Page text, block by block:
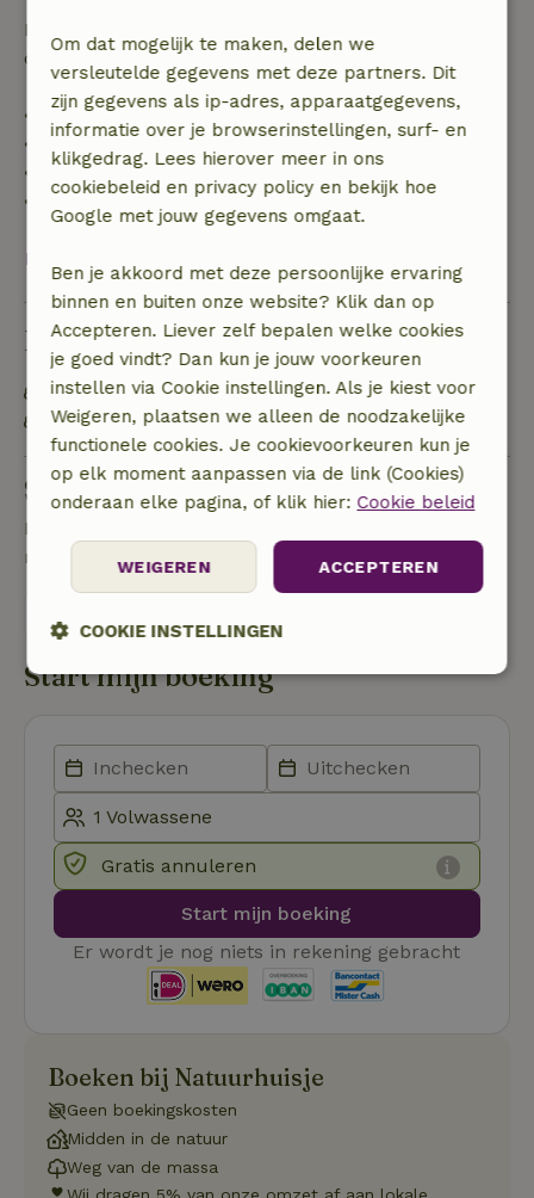
Daarna krijg je een deel van de reissom en 100% van
de borg terugbetaald:
• tot 42 dagen voor aankomst: 70% terugbetaald
• 42–28 dagen voor aankomst: 40% terugbetaald
• 28 dagen tot de aankomstdag: 10% terugbetaald
• op de aankomstdag of later: geen terugbetaling
Bekijk alles
Duurzaamheid
Natuurlijke isolatiematerialen
OV gelegenheid op maximaal 1 kilometer
Stel een vraag
Neem contact op met de verhuurder van het
natuurhuisje
Start mijn boeking
Gratis annuleren
Start mijn boeking
Er wordt je nog niets in rekening gebracht
Boeken bij Natuurhuisje
Geen boekingskosten
Midden in de natuur
Weg van de massa
Om dat mogelijk te maken, delen we
versleutelde gegevens met deze partners. Dit
zijn gegevens als ip-adres, apparaatgegevens,
informatie over je browserinstellingen, surf- en
klikgedrag. Lees hierover meer in ons
cookiebeleid en privacy policy en bekijk hoe
Google met jouw gegevens omgaat.
Ben je akkoord met deze persoonlijke ervaring
binnen en buiten onze website? Klik dan op
Accepteren. Liever zelf bepalen welke cookies
je goed vindt? Dan kun je jouw voorkeuren
instellen via Cookie instellingen. Als je kiest voor
Weigeren, plaatsen we alleen de noodzakelijke
functionele cookies. Je cookievoorkeuren kun je
op elk moment aanpassen via de link (Cookies)
onderaan elke pagina, of klik hier: Cookie beleid
ACCEPTEREN
WEIGEREN
COOKIE INSTELLINGEN
Strikt
Prestatie Targeting
Functioneel Niet-geclassificeerd
Strikt noodzakelijk Prestatie Targeting
Functioneel Niet-geclassificeerd
accountbeheer. De website kan niet goed worden gebruikt
Naam
_tt_enable_cookie .natuurhuisje.nl
2 maanden